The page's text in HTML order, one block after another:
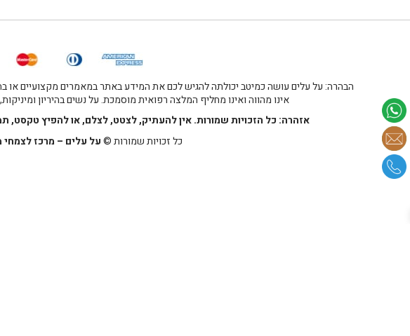
הבהרה: על עלים עושה כמיטב יכולתה להגיש לכם את המידע באתר במאמרים מקצועיים או
אינו מהווה ואינו מחליף המלצה רפואית מוסמכת. על נשים בהיריון
אזהרה: כל הזכויות שמורות. אין להעתיק, לצטט, לצלם, או להפיץ טקסט,
כל זכויות שמורות ©על עלים – מרכז לצמחי